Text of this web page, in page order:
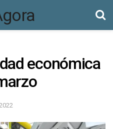
económica